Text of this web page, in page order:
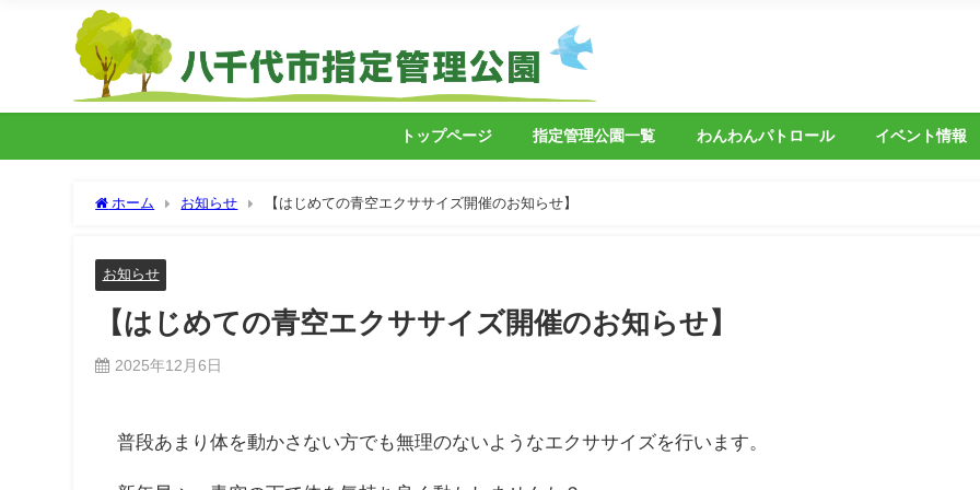
トップページ 指定管理公園一覧 わんわんパトロール イベント情報
ホーム お知らせ 【はじめての青空エクササイズ開催のお知らせ】
お知らせ
【はじめての青空エクササイズ開催のお知らせ】
2025年12月6日
普段あまり体を動かさない方でも無理のないようなエクササイズを行います。